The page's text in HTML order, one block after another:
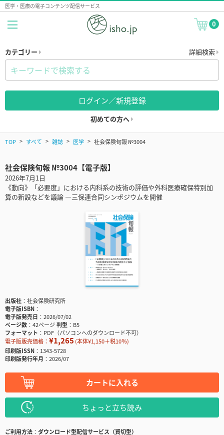
医学・医療の電子コンテンツ配信サービス
0
カテゴリー 詳細検索
ログイン／新規登録
初めての方へ
TOP すべて 雑誌 医学 社会保険旬報 №3004
社会保険旬報 №3004【電子版】
2026年7月1日
《動向》「必要度」における内科系の技術の評価や外科医療確保特別加
算の新設などを議論 ―三保連合同シンポジウムを開催
出版社
社会保険研究所
電子版ISBN
電子版発売日
2026/07/02
ページ数
42ページ判型
B5
フォーマット
PDF（パソコンへのダウンロード不可）
電子版販売価格： ¥1,265 (本体¥1,150＋税10％)
印刷版ISSN
1343-5728
印刷版発行年月
2026/07
カートに入れる
ちょっと立ち読み
ご利用方法
ダウンロード型配信サービス（買切型）